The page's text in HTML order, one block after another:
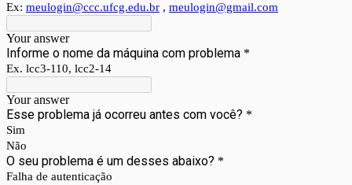
Ex: meulogin@ccc.ufcg.edu.br , meulogin@gmail.com
Your answer
Informe o nome da máquina com problema *
Ex. lcc3-110, lcc2-14
Your answer
Esse problema já ocorreu antes com você? *
Sim
Não
O seu problema é um desses abaixo? *
Falha de autenticação